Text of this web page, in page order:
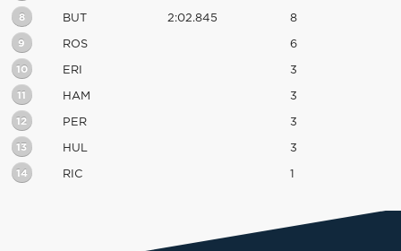
8 BUT 2:02.845 8
9 ROS 6
10 ERI 3
11 HAM 3
12 PER 3
13 HUL 3
14 RIC 1